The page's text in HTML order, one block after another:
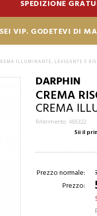
SPEDIZIONE
SEI VIP. GODETEVI DI
ILLUMINANTE, LEVIGANTE E
DARPHIN
CREMA
CREMA
Riferimento: 465322
Sii il
Prezzo normale:
Prezzo: